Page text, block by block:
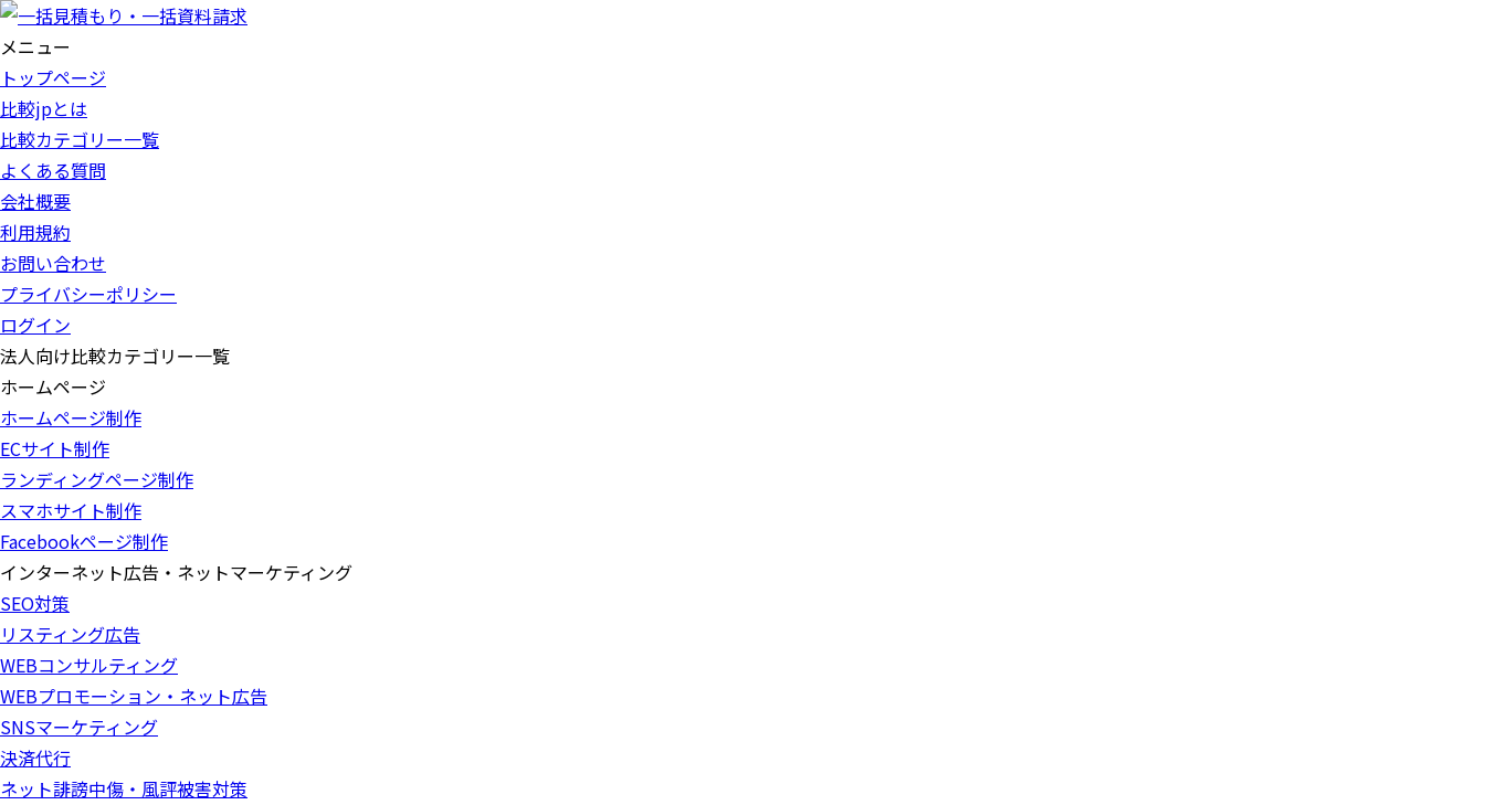
メニュー
トップページ
比較jpとは
比較カテゴリー一覧
よくある質問
会社概要
利用規約
お問い合わせ
プライバシーポリシー
ログイン
法人向け比較カテゴリー一覧
ホームページ
ホームページ制作
ECサイト制作
ランディングページ制作
スマホサイト制作
Facebookページ制作
インターネット広告・ネットマーケティング
SEO対策
リスティング広告
WEBコンサルティング
WEBプロモーション・ネット広告
SNSマーケティング
決済代行
ネット誹謗中傷・風評被害対策